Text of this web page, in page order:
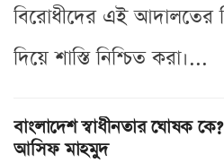
বিরোধীদের এই আদালতের
দিয়ে শাস্তি নিশ্চিত করা।...
বাংলাদেশ স্বাধীনতার ঘোষক
আসিফ মাহমুদ